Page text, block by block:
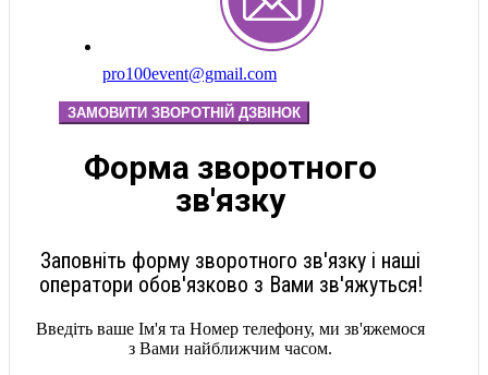
pro100event@gmail.com
ЗАМОВИТИ ЗВОРОТНІЙ ДЗВІНОК
Форма зворотного
зв'язку
Заповніть форму зворотного зв'язку і наші
оператори обов'язково з Вами зв'яжуться!
Введіть ваше Ім'я та Номер телефону, ми зв'яжемося
з Вами найближчим часом.